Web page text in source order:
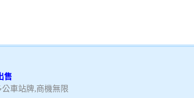
售
車站牌,商機無限